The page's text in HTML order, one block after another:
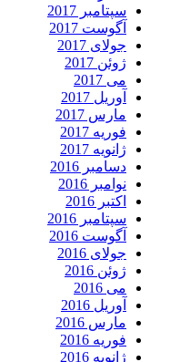
سپتامبر 2017
آگوست 2017
جولای 2017
ژوئن 2017
می 2017
آوریل 2017
مارس 2017
فوریه 2017
ژانویه 2017
دسامبر 2016
نوامبر 2016
اکتبر 2016
سپتامبر 2016
آگوست 2016
جولای 2016
ژوئن 2016
می 2016
آوریل 2016
مارس 2016
فوریه 2016
ژانویه 2016